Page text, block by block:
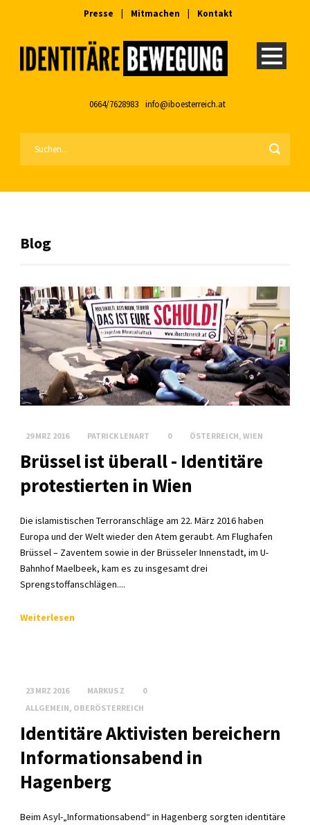
Presse Mitmachen Kontakt
0664/7628983 info@iboesterreich.at
Blog
29 MRZ 2016 PATRICK LENART 0 ÖSTERREICH WIEN
Brüssel ist überall - Identitäre
protestierten in Wien
Die islamistischen Terroranschläge am 22. März 2016 haben
Europa und der Welt wieder den Atem geraubt. Am Flughafen
Brüssel – Zaventem sowie in der Brüsseler Innenstadt, im U-
Bahnhof Maelbeek, kam es zu insgesamt drei
Sprengstoffanschlägen....
Weiterlesen
23 MRZ 2016 MARKUS Z
0
ALLGEMEIN OBERÖSTERREICH
Identitäre Aktivisten bereichern
Informationsabend in
Hagenberg
Beim Asyl-„Informationsabend“ in Hagenberg sorgten identitäre